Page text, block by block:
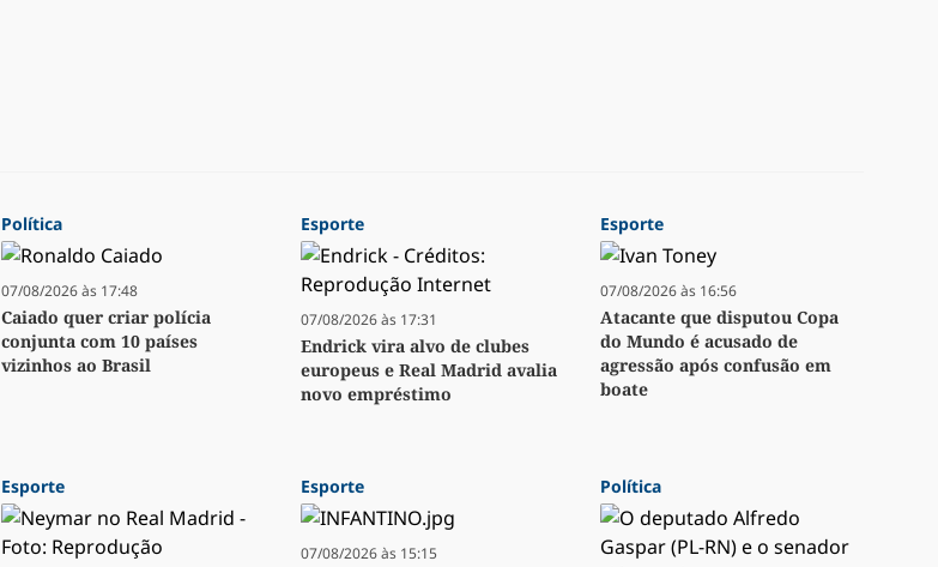
Política
07/08/2026 às 17:48
Caiado quer criar polícia
conjunta com 10 países
vizinhos ao Brasil
Esporte
07/08/2026 às 17:31
Endrick vira alvo de clubes
europeus e Real Madrid avalia
novo empréstimo
Esporte
07/08/2026 às 16:56
Atacante que disputou Copa
do Mundo é acusado de
agressão após confusão em
boate
Esporte Esporte
07/08/2026 às 15:15
Política